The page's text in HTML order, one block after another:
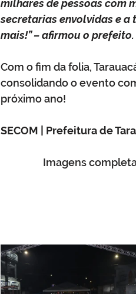
milhares de pessoas com
secretarias envolvidas e a
mais!” – afirmou o prefeito.
Com o fim da folia,
consolidando o evento
próximo ano!
SECOM | Prefeitura de
Imagens